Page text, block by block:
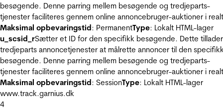
besøgende. Denne parring mellem besøgende og tredjeparts-
tjenester faciliteres gennem online annoncebruger-auktioner i
Maksimal opbevaringstid: PermanentType: Lokalt HTML-lager
u_scsid_rSætter et ID for den specifikk besøgende. Dette tillader
tredjeparts annoncetjenester at målrette annoncer til den
besøgende. Denne parring mellem besøgende og tredjeparts-
tjenester faciliteres gennem online annoncebruger-auktioner i
Maksimal opbevaringstid: SessionType: Lokalt HTML-lager
www.track.garnius.dk
4